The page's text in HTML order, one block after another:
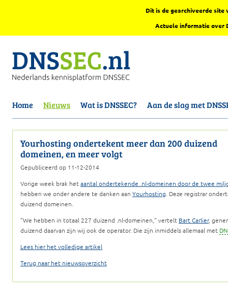
Dit is de gearchiveerde site
Actuele informatie over
Home Nieuws Wat is DNSSEC? Aan de slag met
Yourhosting ondertekent meer dan 200 duizend
domeinen, en meer volgt
Gepubliceerd op 11-12-2014
Vorige week brak hetaantal ondertekende .nl-domeinen door de twee
hebben we onder andere te danken aan Yourhosting. Deze registrar
duizend domeinen.
We hebben in totaal 227 duizend .nl-domeinen, vertelt Bart Carlier,
duizend daarvan zijn wij ook de operator. Die zijn inmiddels allemaal met
Lees hier het volledige artikel
Terug naar het nieuwsoverzicht